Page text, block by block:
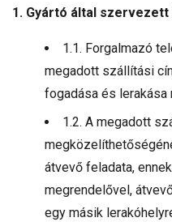
1. Gyártó által
1.1. Forgalmazó
megadott szállítási
fogadása és lerakása
1.2. A megadott
átvevő feladata,
megrendelővel,
egy másik